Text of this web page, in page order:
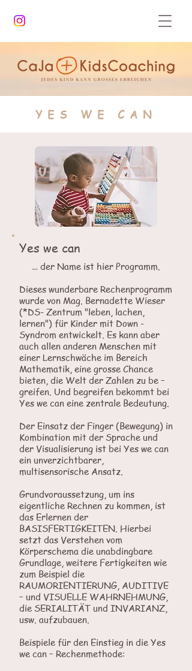
YES WE CAN
Yes we can
… der Name ist hier Programm.
Dieses wunderbare Rechenprogramm
wurde von Mag. Bernadette Wieser
(*DS- Zentrum "leben, lachen,
lernen") für Kinder mit Down -
Syndrom entwickelt. Es kann aber
auch allen anderen Menschen mit
einer Lernschwäche im Bereich
Mathematik, eine grosse Chance
bieten, die Welt der Zahlen zu be –
greifen. Und begreifen bekommt bei
Yes we can eine zentrale Bedeutung.
Der Einsatz der Finger (Bewegung) in
Kombination mit der Sprache und
der Visualisierung ist bei Yes we can
ein unverzichtbarer,
multisensorische Ansatz.
Grundvoraussetzung, um ins
eigentliche Rechnen zu kommen, ist
das Erlernen der
BASISFERTIGKEITEN. Hierbei
setzt das Verstehen vom
Körperschema die unabdingbare
Grundlage, weitere Fertigkeiten wie
zum Beispiel die
RAUMORIENTIERUNG, AUDITIVE
– und VISUELLE WAHRNEHMUNG,
die SERIALITÄT und INVARIANZ,
usw. aufzubauen.
Beispiele für den Einstieg in die Yes
we can – Rechenmethode: